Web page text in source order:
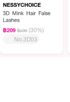
NESSYCHOICE
3D Mink Hair False
Lashes
฿209 ฿299 (30%)
No.3D03